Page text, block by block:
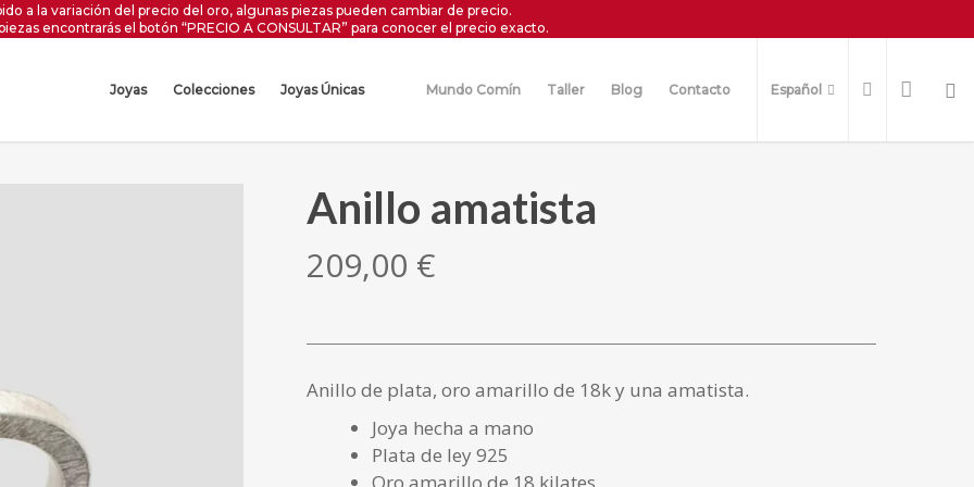
a la variación del precio del oro, algunas piezas pueden cambiar de precio.
encontrarás el botón “PRECIO A CONSULTAR” para conocer el precio exacto.
Joyas Colecciones Joyas Únicas Mundo Comín Taller Blog Contacto Español
Anillo amatista
209,00 €
Anillo de plata, oro amarillo de 18k y una amatista.
Joya hecha a mano
Plata de ley 925